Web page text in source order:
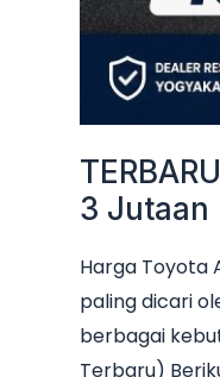
3 Jutaan
Harga Toyota
paling dicari
berbagai
Terbaru)